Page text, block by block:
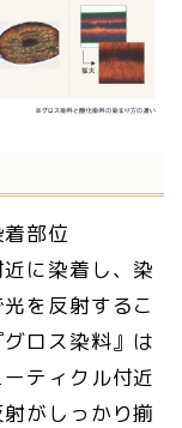
部位
に染着し、染
を反射するこ
ロス染料』は
ティクル付近
がしっかり揃